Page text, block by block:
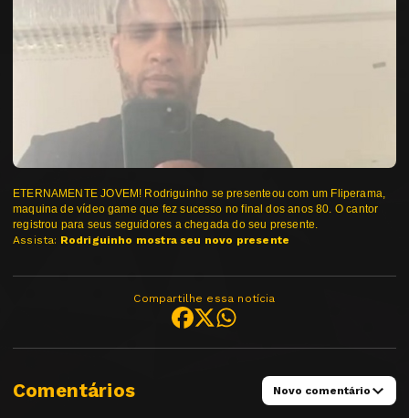
ETERNAMENTE JOVEM! Rodriguinho se presenteou com um Fliperama,
maquina de vídeo game que fez sucesso no final dos anos 80. O cantor
registrou para seus seguidores a chegada do seu presente.
Assista: Rodriguinho mostra seu novo presente
Compartilhe essa notícia
Comentários Novo comentário